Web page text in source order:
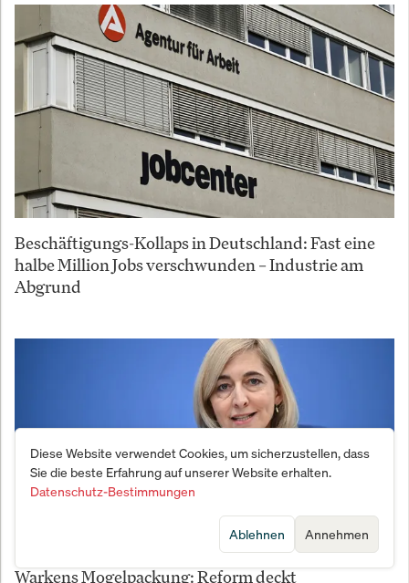
Beschäftigungs-Kollaps in Deutschland: Fast eine
halbe Million Jobs verschwunden – Industrie am
Abgrund
Warkens Mogelpackung: Reform deckt
Diese Website verwendet Cookies, um sicherzustellen, dass
Sie die beste Erfahrung auf unserer Website erhalten.
Datenschutz-Bestimmungen
Annehmen
Ablehnen